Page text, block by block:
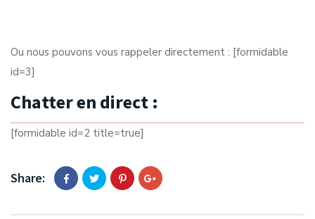
Ou nous pouvons vous rappeler directement : [formidable
id=3]
Chatter en direct :
[formidable id=2 title=true]
Share: